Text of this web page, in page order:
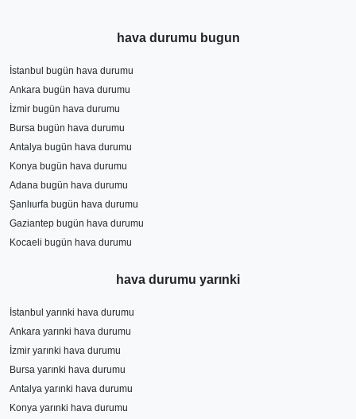
hava durumu bugun
İstanbul bugün hava durumu
Ankara bugün hava durumu
İzmir bugün hava durumu
Bursa bugün hava durumu
Antalya bugün hava durumu
Konya bugün hava durumu
Adana bugün hava durumu
Şanlıurfa bugün hava durumu
Gaziantep bugün hava durumu
Kocaeli bugün hava durumu
hava durumu yarınki
İstanbul yarınki hava durumu
Ankara yarınki hava durumu
İzmir yarınki hava durumu
Bursa yarınki hava durumu
Antalya yarınki hava durumu
Konya yarınki hava durumu